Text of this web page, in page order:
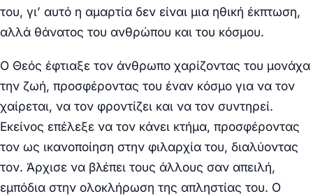
του, γι’ αυτό η αμαρτία δεν είναι μια ηθική έκπτωση,
αλλά θάνατος του ανθρώπου και του κόσμου.
Ο Θεός έφτιαξε τον άνθρωπο χαρίζοντας του μονάχα
την ζωή, προσφέροντας του έναν κόσμο για να τον
χαίρεται, να τον φροντίζει και να τον συντηρεί.
Εκείνος επέλεξε να τον κάνει κτήμα, προσφέροντας
τον ως ικανοποίηση στην φιλαρχία του, διαλύοντας
τον. Άρχισε να βλέπει τους άλλους σαν απειλή,
εμπόδια στην ολοκλήρωση της απληστίας του. Ο